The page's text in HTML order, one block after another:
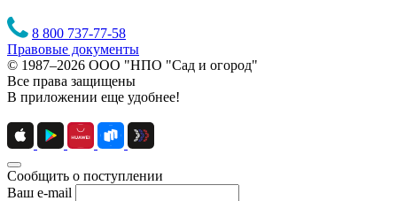
8 800 737-77-58
Правовые документы
© 1987–2026 ООО "НПО "Сад и огород"
Все права защищены
В приложении еще удобнее!
Сообщить о поступлении
Ваш e-mail